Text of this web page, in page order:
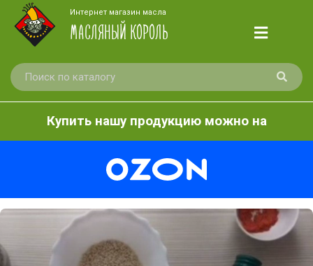
Интернет магазин масла
МАСЛЯНЫЙ КОРОЛЬ
Купить нашу продукцию можно на